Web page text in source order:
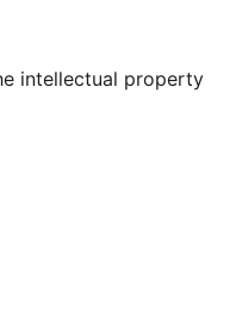
intellectual property